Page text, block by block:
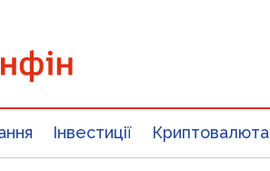
Інвестиції Криптовалюта